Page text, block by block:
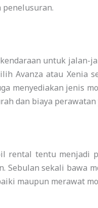
untuk jalan-
Avanza atau Xenia
menyediakan jenis
dan biaya
rental tentu menjadi
Sebulan sekali bawa
maupun merawat